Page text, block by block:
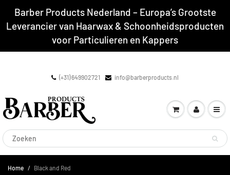
Barber Products Nederland – Europa’s Grootste
Leverancier van Haarwax & Schoonheidsproducten
voor Particulieren en Kappers
(+31) 649902721 info@barberproducts.nl
Home Black and Red